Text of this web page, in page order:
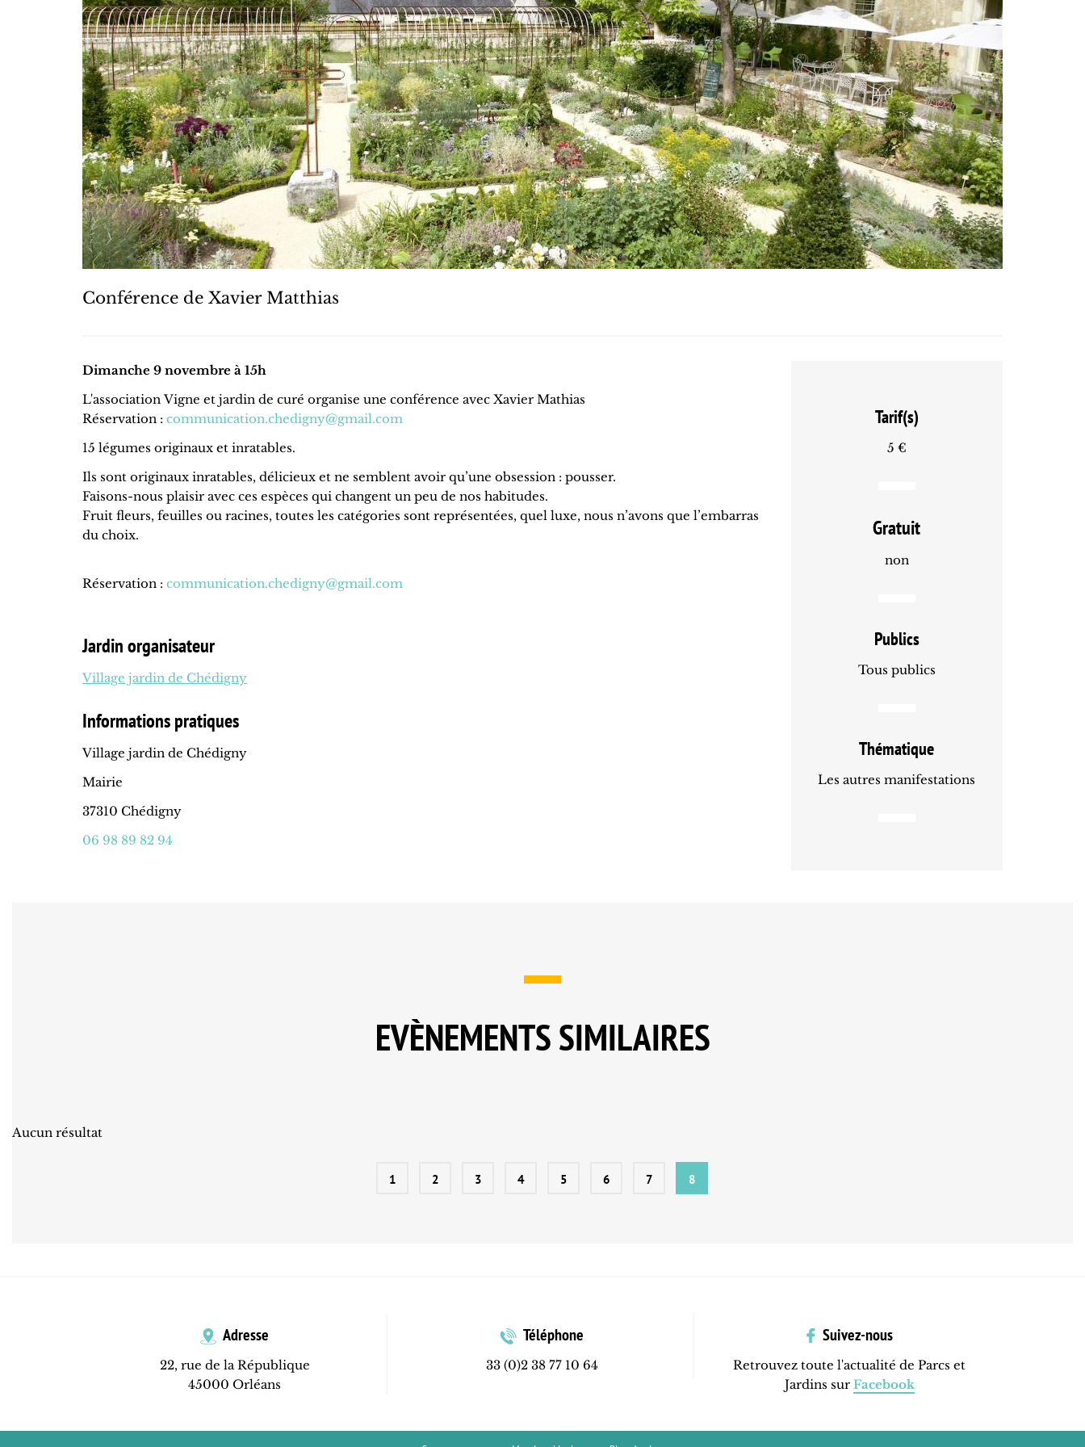
Conférence de Xavier Matthias
Dimanche 9 novembre à 15h
L'association Vigne et jardin de curé organise une conférence avec Xavier Mathias
Réservation : communication.chedigny@gmail.com
15 légumes originaux et inratables.
Ils sont originaux inratables, délicieux et ne semblent avoir qu’une obsession : pousser.
Faisons-nous plaisir avec ces espèces qui changent un peu de nos habitudes.
Fruit fleurs, feuilles ou racines, toutes les catégories sont représentées, quel luxe, nous n’avons que l’embarras
du choix.
Réservation : communication.chedigny@gmail.com
Jardin organisateur
Village jardin de Chédigny
Informations pratiques
Village jardin de Chédigny
Mairie
37310 Chédigny
06 98 89 82 94
Tarif(s)
5 €
Gratuit
non
Publics
Tous publics
Thématique
Les autres manifestations
EVÈNEMENTS SIMILAIRES
Aucun résultat
1 2 3 4 5 6 7 8
Adresse
22, rue de la République
45000 Orléans
Téléphone
33 (0)2 38 77 10 64
Suivez-nous
Retrouvez toute l'actualité de Parcs et
Jardins sur Facebook